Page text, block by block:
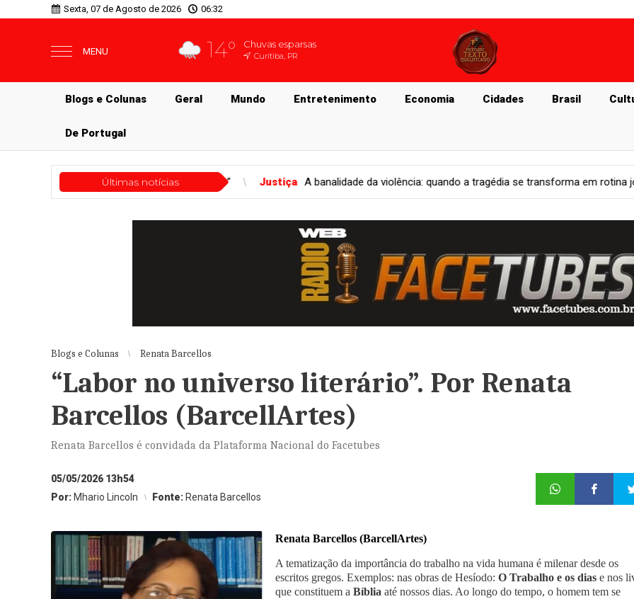
Sexta, 07 de Agosto de 2026 06:32
MENU 14° Chuvas esparsas
Curitiba, PR
Blogs e Colunas Geral Mundo Entretenimento Economia Cidades Brasil
De Portugal
Últimas notícias
Justiça A banalidade da violência: quando a tragédia se transforma em rotina jornalística Mundo
Blogs e Colunas Renata Barcellos
“Labor no universo literário”. Por Renata
Barcellos (BarcellArtes)
Renata Barcellos é convidada da Plataforma Nacional do Facetubes
05/05/2026 13h54
Por: Mhario Lincoln Fonte: Renata Barcellos
Renata Barcellos (BarcellArtes)
A tematização da importância do trabalho na vida humana é milenar desde os
escritos gregos. Exemplos: nas obras de Hesíodo: O Trabalho e os dias e nos
que constituem a Bíblia até nossos dias. Ao longo do tempo, o homem tem se